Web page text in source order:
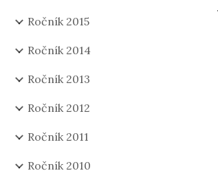
Ročník 2015
Ročník 2014
Ročník 2013
Ročník 2012
Ročník 2011
Ročník 2010